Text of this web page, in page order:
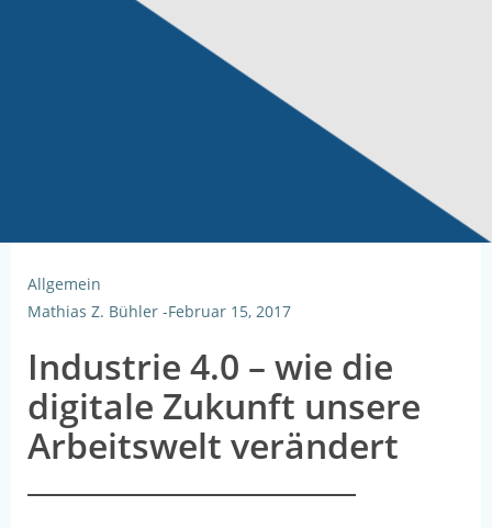
Allgemein
Mathias Z. Bühler -Februar 15, 2017
Industrie 4.0 – wie die
digitale Zukunft unsere
Arbeitswelt verändert